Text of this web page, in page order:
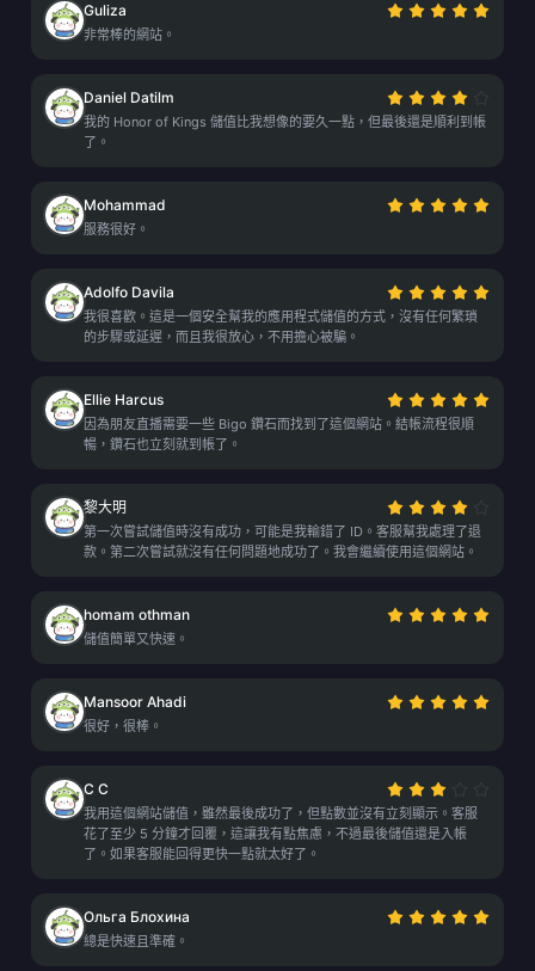
Guliza
非常棒的網站。
Daniel Datilm
我的 Honor of Kings 儲值比我想像的要久一點，但最後還是順利到帳
了。
Mohammad
服務很好。
Adolfo Davila
我很喜歡。這是一個安全幫我的應用程式儲值的方式，沒有任何繁瑣
的步驟或延遲，而且我很放心，不用擔心被騙。
Ellie Harcus
因為朋友直播需要一些 Bigo 鑽石而找到了這個網站。結帳流程很順
暢，鑽石也立刻就到帳了。
黎大明
第一次嘗試儲值時沒有成功，可能是我輸錯了 ID。客服幫我處理了退
款。第二次嘗試就沒有任何問題地成功了。我會繼續使用這個網站。
homam othman
儲值簡單又快速。
Mansoor Ahadi
很好，很棒。
C C
我用這個網站儲值，雖然最後成功了，但點數並沒有立刻顯示。客服
花了至少 5 分鐘才回覆，這讓我有點焦慮，不過最後儲值還是入帳
了。如果客服能回得更快一點就太好了。
Ольга Блохина
總是快速且準確。